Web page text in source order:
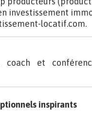
investissement
locatif.com.
coach et
inspirants